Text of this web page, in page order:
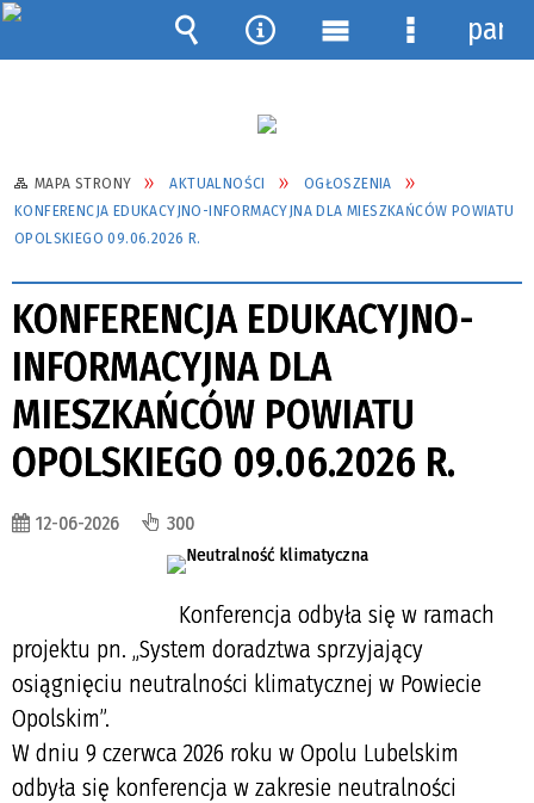
MAPA STRONY AKTUALNOŚCI
OGŁOSZENIA
KONFERENCJA EDUKACYJNO-INFORMACYJNA DLA MIESZKAŃCÓW POWIATU
OPOLSKIEGO 09.06.2026 R.
KONFERENCJA EDUKACYJNO-
INFORMACYJNA DLA
MIESZKAŃCÓW POWIATU
OPOLSKIEGO 09.06.2026 R.
12-06-2026 300
Konferencja odbyła się w ramach
projektu pn. „System doradztwa sprzyjający
osiągnięciu neutralności klimatycznej w Powiecie
Opolskim”.
W dniu 9 czerwca 2026 roku w Opolu Lubelskim
odbyła się konferencja w zakresie neutralności
Wyszukiwarka
Narzędzia
Menu Menu
panel